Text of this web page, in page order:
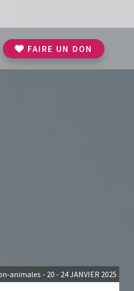
FAIRE UN DON
animales - 20 - 24 JANVIER 2025